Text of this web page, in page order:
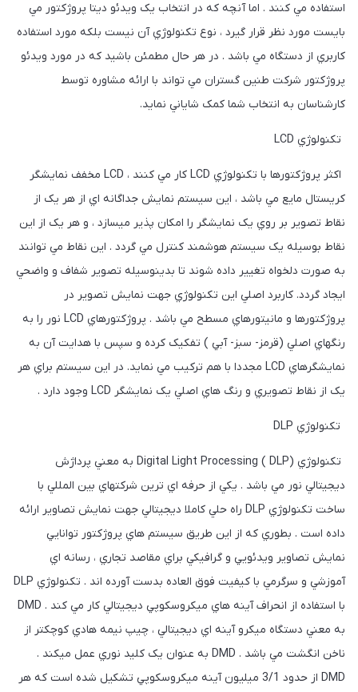
استفاده مي کنند . اما آنچه که در انتخاب يک ويدئو ديتا پروژکتور مي
بايست مورد نظر قرار گيرد ، نوع تکنولوژي آن نيست بلکه مورد استفاده
کاربري از دستگاه مي باشد . در هر حال مطمئن باشيد که در مورد ويدئو
پروژکتور شرکت طنین گستران مي تواند با ارائه مشاوره توسط
کارشناسان به انتخاب شما کمک شاياني نمايد.
تکنولوژي LCD
اکثر پروژکتورها با تکنولوژي LCD کار مي کنند ، LCD مخفف نمايشگر
کريستال مايع مي باشد ، اين سيستم نمايش جداگانه اي از هر يک از
نقاط تصوير بر روي يک نمايشگر را امکان پذير ميسازد ، و هر يک از اين
نقاط بوسيله يک سيستم هوشمند کنترل مي گردد . اين نقاط مي توانند
به صورت دلخواه تغيير داده شوند تا بدينوسيله تصوير شفاف و واضحي
ايجاد گردد. کاربرد اصلي اين تکنولوژي جهت نمايش تصوير در
پروژکتورها و مانيتورهاي مسطح مي باشد . پروژکتورهاي LCD نور را به
رنگهاي اصلي (قرمز- سبز- آبي ) تفکيک کرده و سپس با هدايت آن به
نمايشگرهاي LCD مجددا با هم ترکيب مي نمايد. در اين سيستم براي هر
يک از نقاط تصويري و رنگ هاي اصلي يک نمايشگر LCD وجود دارد .
تکنولوژي DLP
تکنولوژي (Digital Light Processing ( DLP به معني پرداژش
ديجيتالي نور مي باشد . يکي از حرفه اي ترين شرکتهاي بين المللي با
ساخت تکنولوژي DLP راه حلي کاملا ديجيتالي جهت نمايش تصاوير ارائه
داده است . بطوري که از اين طريق سيستم هاي پروژکتور توانايي
نمايش تصاوير ويدئويي و گرافيکي براي مقاصد تجاري ، رسانه اي
آموزشي و سرگرمي با کيفيت فوق العاده بدست آورده اند . تکنولوژي DLP
با استفاده از انحراف آينه هاي ميکروسکوپي ديجيتالي کار مي کند . DMD
به معني دستگاه ميکرو آينه اي ديجيتالي ، چيپ نيمه هادي کوچکتر از
ناخن انگشت مي باشد . DMD به عنوان يک کليد نوري عمل ميکند .
DMD از حدود 3/1 ميليون آينه ميکروسکوپي تشکيل شده است که هر